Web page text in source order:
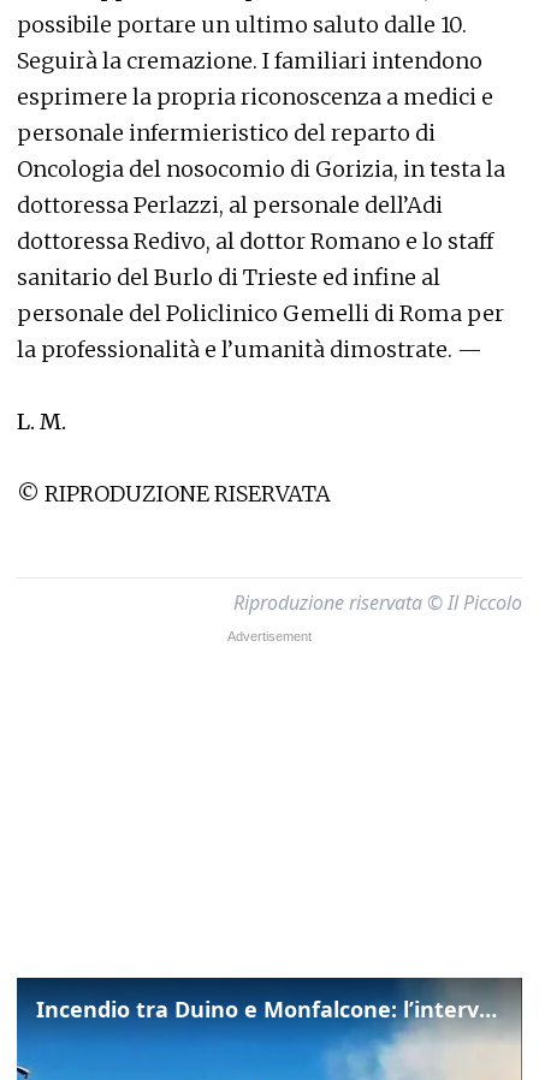
possibile portare un ultimo saluto dalle 10.
Seguirà la cremazione. I familiari intendono
esprimere la propria riconoscenza a medici e
personale infermieristico del reparto di
Oncologia del nosocomio di Gorizia, in testa la
dottoressa Perlazzi, al personale dell’Adi
dottoressa Redivo, al dottor Romano e lo staff
sanitario del Burlo di Trieste ed infine al
personale del Policlinico Gemelli di Roma per
la professionalità e l’umanità dimostrate. —
L. M.
© RIPRODUZIONE RISERVATA
Riproduzione riservata © Il Piccolo
Incendio tra Duino e Monfalcone: l’intervento dei vigili del fuoco